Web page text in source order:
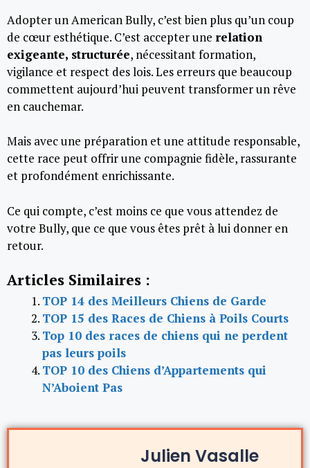
Adopter un American Bully, c’est bien plus qu’un coup
de cœur esthétique. C’est accepter une relation
exigeante, structurée, nécessitant formation,
vigilance et respect des lois. Les erreurs que beaucoup
commettent aujourd’hui peuvent transformer un rêve
en cauchemar.
Mais avec une préparation et une attitude responsable,
cette race peut offrir une compagnie fidèle, rassurante
et profondément enrichissante.
Ce qui compte, c’est moins ce que vous attendez de
votre Bully, que ce que vous êtes prêt à lui donner en
retour.
Articles Similaires :
TOP 14 des Meilleurs Chiens de Garde
TOP 15 des Races de Chiens à Poils Courts
Top 10 des races de chiens qui ne perdent
pas leurs poils
TOP 10 des Chiens d’Appartements qui
N’Aboient Pas
Julien Vasalle